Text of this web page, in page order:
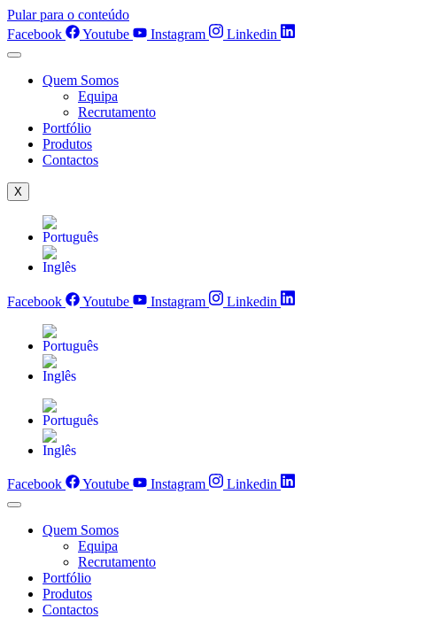
Pular para o conteúdo
Facebook
Youtube Instagram Linkedin
Quem Somos
Equipa
Recrutamento
Portfólio
Produtos
Contactos
X
Facebook Youtube Instagram Linkedin
Facebook Youtube Instagram Linkedin
Quem Somos
Equipa
Recrutamento
Portfólio
Produtos
Contactos